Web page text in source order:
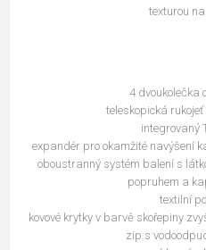
texturou na
4 dvoukolečka
teleskopická
integrovaný
expandér pro okamžité navýšení
oboustranný systém balení s
popruhem a
textilní
kovové krytky v barvě skořepiny
zip s